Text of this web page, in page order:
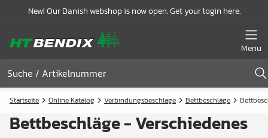
New! Our Danish webshop is now open. Get your login here.
Menu
Startseite Online Katalog Verbindungsbeschläge Bettbeschläge
Bettbeschläge - Verschiedenes